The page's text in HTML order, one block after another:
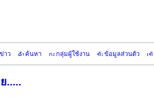
าว ค้นหา กลุ่มผู้ใช้งาน ข้อมูลส่วนตัว
.....